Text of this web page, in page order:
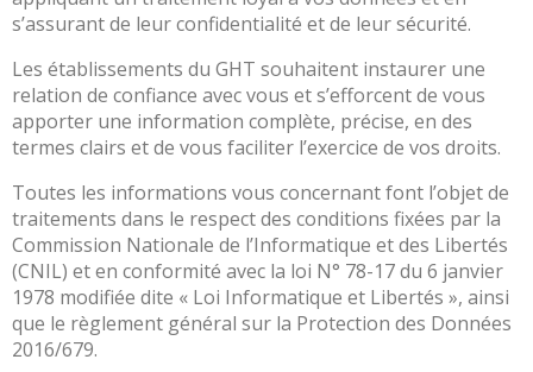
Gestion
des
risques
Coopérations
Hospitalières
Le
Groupement
Hospitalier
de
Territoire
Le
portail
des
s’assurant de leur confidentialité et de leur sécurité.
Les établissements du GHT souhaitent instaurer une
relation de confiance avec vous et s’efforcent de vous
apporter une information complète, précise, en des
termes clairs et de vous faciliter l’exercice de vos droits.
Toutes les informations vous concernant font l’objet de
traitements dans le respect des conditions fixées par la
Commission Nationale de l’Informatique et des Libertés
(CNIL) et en conformité avec la loi N° 78-17 du 6 janvier
1978 modifiée dite « Loi Informatique et Libertés », ainsi
que le règlement général sur la Protection des Données
2016/679.